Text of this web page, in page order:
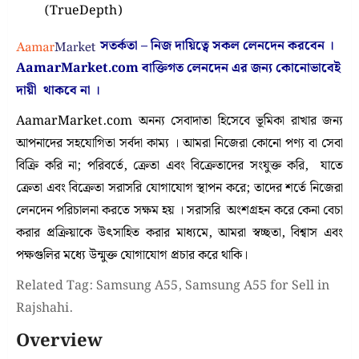
(TrueDepth)
সতর্কতা – নিজ দায়িত্বে সকল লেনদেন করবেন ।
AamarMarket.comবাক্তিগত লেনদেন এর জন্য কোনোভাবেই
দায়ী থাকবে না ।
AamarMarket.com অনন্য সেবাদাতা হিসেবে ভূমিকা রাখার জন্য
আপনাদের সহযোগিতা সর্বদা কাম্য । আমরা নিজেরা কোনো পণ্য বা সেবা
বিক্রি করি না; পরিবর্তে, ক্রেতা এবং বিক্রেতাদের সংযুক্ত করি, যাতে
ক্রেতা এবং বিক্রেতা সরাসরি যোগাযোগ স্থাপন করে; তাদের শর্তে নিজেরা
লেনদেন পরিচালনা করতে সক্ষম হয় । সরাসরি অংশগ্রহন করে কেনা বেচা
করার প্রক্রিয়াকে উৎসাহিত করার মাধ্যমে, আমরা স্বচ্ছতা, বিশ্বাস এবং
পক্ষগুলির মধ্যে উন্মুক্ত যোগাযোগ প্রচার করে থাকি।
Related Tag: Samsung A55, Samsung A55 for Sell in
Rajshahi.
Overview